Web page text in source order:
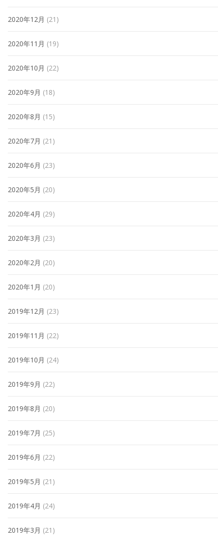
2020年12月 (21)
2020年11月 (19)
2020年10月 (22)
2020年9月 (18)
2020年8月 (15)
2020年7月 (21)
2020年6月 (23)
2020年5月 (20)
2020年4月 (29)
2020年3月 (23)
2020年2月 (20)
2020年1月 (20)
2019年12月 (23)
2019年11月 (22)
2019年10月 (24)
2019年9月 (22)
2019年8月 (20)
2019年7月 (25)
2019年6月 (22)
2019年5月 (21)
2019年4月 (24)
2019年3月 (21)